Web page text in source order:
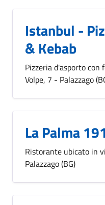
Istanbul -
& Kebab
Pizzeria d'asporto
Volpe, 7 - Palazzago
La Palma
Ristorante ubicato in
Palazzago (BG)